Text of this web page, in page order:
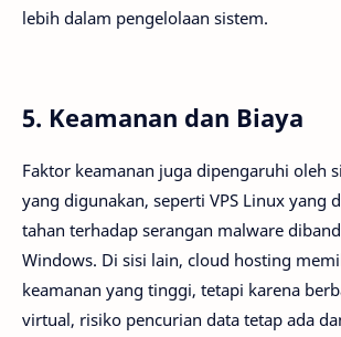
lebih dalam pengelolaan sistem.
5. Keamanan dan Biaya
Faktor keamanan juga dipengaruhi oleh
yang digunakan, seperti VPS Linux yang
tahan terhadap serangan malware
Windows. Di sisi lain, cloud hosting
keamanan yang tinggi, tetapi karena
virtual, risiko pencurian data tetap ada